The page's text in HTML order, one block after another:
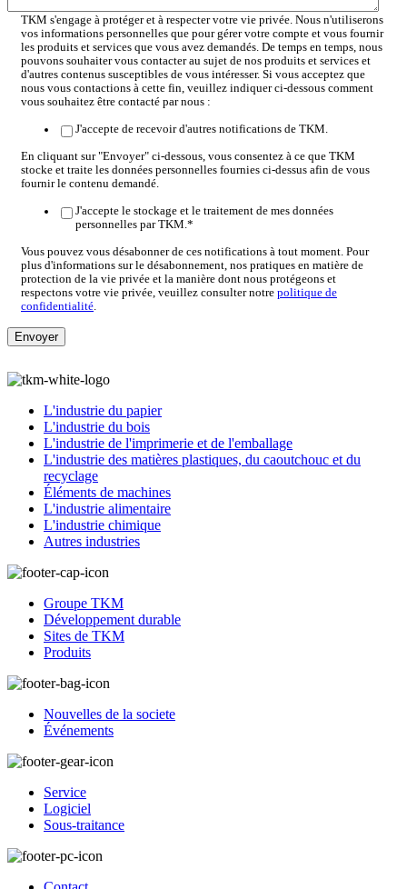
TKM s'engage à protéger et à respecter votre vie privée. Nous n'utiliserons
vos informations personnelles que pour gérer votre compte et vous fournir
les produits et services que vous avez demandés. De temps en temps, nous
pouvons souhaiter vous contacter au sujet de nos produits et services et
d'autres contenus susceptibles de vous intéresser. Si vous acceptez que
nous vous contactions à cette fin, veuillez indiquer ci-dessous comment
vous souhaitez être contacté par nous :
J'accepte de recevoir d'autres notifications de TKM.
En cliquant sur "Envoyer" ci-dessous, vous consentez à ce que TKM
stocke et traite les données personnelles fournies ci-dessus afin de vous
fournir le contenu demandé.
J'accepte le stockage et le traitement de mes données
personnelles par TKM. *
Vous pouvez vous désabonner de ces notifications à tout moment. Pour
plus d'informations sur le désabonnement, nos pratiques en matière de
protection de la vie privée et la manière dont nous protégeons et
respectons votre vie privée, veuillez consulter notre politique de
confidentialité
L'industrie du papier
L'industrie du bois
L'industrie de l'imprimerie et de l'emballage
L'industrie des matières plastiques, du caoutchouc et du
recyclage
Éléments de machines
L'industrie alimentaire
L'industrie chimique
Autres industries
Groupe TKM
Développement durable
Sites de TKM
Produits
Nouvelles de la societe
Événements
Service
Logiciel
Sous-traitance